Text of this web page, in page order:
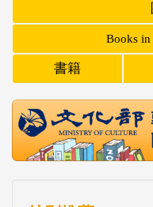
Books in
書籍